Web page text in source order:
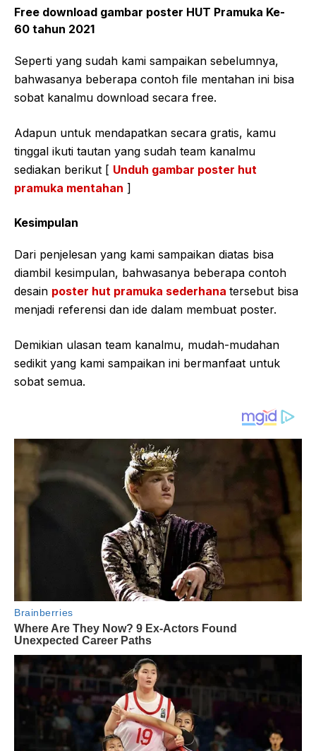
Free download gambar poster HUT Pramuka Ke-
60 tahun 2021
Seperti yang sudah kami sampaikan sebelumnya,
bahwasanya beberapa contoh file mentahan ini bisa
sobat kanalmu download secara free.
Adapun untuk mendapatkan secara gratis, kamu
tinggal ikuti tautan yang sudah team kanalmu
sediakan berikut [ Unduh gambar poster hut
pramuka mentahan ]
Kesimpulan
Dari penjelesan yang kami sampaikan diatas bisa
diambil kesimpulan, bahwasanya beberapa contoh
desain poster hut pramuka sederhana tersebut bisa
menjadi referensi dan ide dalam membuat poster.
Demikian ulasan team kanalmu, mudah-mudahan
sedikit yang kami sampaikan ini bermanfaat untuk
sobat semua.